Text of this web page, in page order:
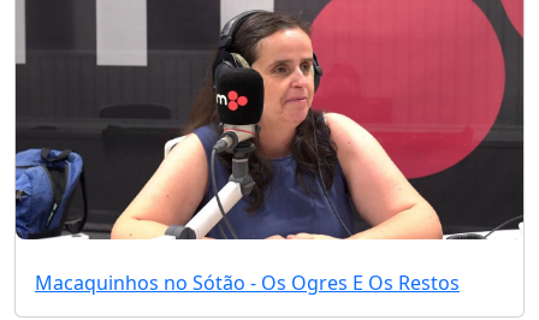
Macaquinhos no Sótão - Os Ogres E Os Restos